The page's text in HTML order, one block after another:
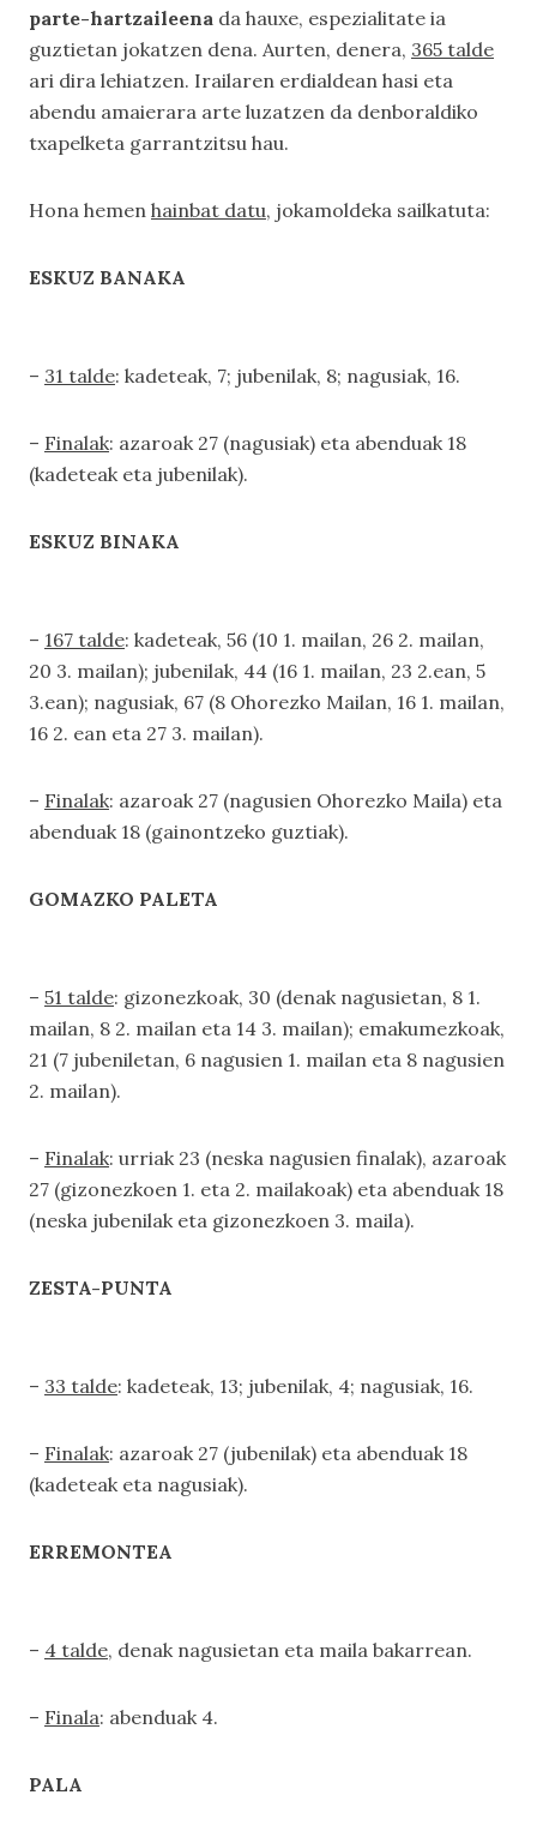
parte-hartzaileena da hauxe, espezialitate ia
guztietan jokatzen dena. Aurten, denera, 365 talde
ari dira lehiatzen. Irailaren erdialdean hasi eta
abendu amaierara arte luzatzen da denboraldiko
txapelketa garrantzitsu hau.
Hona hemen hainbat datu, jokamoldeka sailkatuta:
ESKUZ BANAKA
– 31 talde: kadeteak, 7; jubenilak, 8; nagusiak, 16.
– Finalak: azaroak 27 (nagusiak) eta abenduak 18
(kadeteak eta jubenilak).
ESKUZ BINAKA
– 167 talde: kadeteak, 56 (10 1. mailan, 26 2. mailan,
20 3. mailan); jubenilak, 44 (16 1. mailan, 23 2.ean, 5
3.ean); nagusiak, 67 (8 Ohorezko Mailan, 16 1. mailan,
16 2. ean eta 27 3. mailan).
– Finalak: azaroak 27 (nagusien Ohorezko Maila) eta
abenduak 18 (gainontzeko guztiak).
GOMAZKO PALETA
– 51 talde: gizonezkoak, 30 (denak nagusietan, 8 1.
mailan, 8 2. mailan eta 14 3. mailan); emakumezkoak,
21 (7 jubeniletan, 6 nagusien 1. mailan eta 8 nagusien
2. mailan).
– Finalak: urriak 23 (neska nagusien finalak), azaroak
27 (gizonezkoen 1. eta 2. mailakoak) eta abenduak 18
(neska jubenilak eta gizonezkoen 3. maila).
ZESTA-PUNTA
– 33 talde: kadeteak, 13; jubenilak, 4; nagusiak, 16.
– Finalak: azaroak 27 (jubenilak) eta abenduak 18
(kadeteak eta nagusiak).
ERREMONTEA
– 4 talde, denak nagusietan eta maila bakarrean.
– Finala: abenduak 4.
PALA